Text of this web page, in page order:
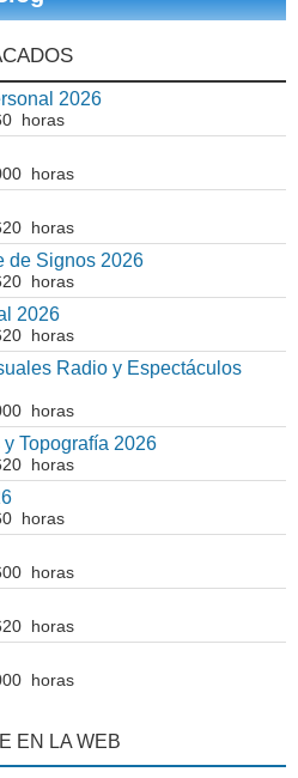
2026
horas
horas
horas
de Signos 2026
horas
2026
horas
Radio y Espectáculos
horas
Topografía 2026
horas
horas
horas
horas
horas
EN LA WEB